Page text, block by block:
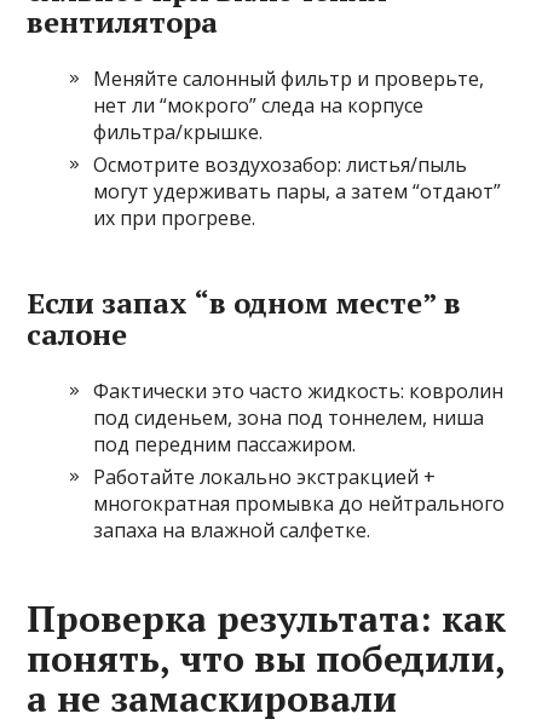
вентилятора
Меняйте салонный фильтр и проверьте,
нет ли “мокрого” следа на корпусе
фильтра/крышке.
Осмотрите воздухозабор: листья/пыль
могут удерживать пары, а затем “отдают”
их при прогреве.
Если запах “в одном месте” в
салоне
Фактически это часто жидкость: ковролин
под сиденьем, зона под тоннелем, ниша
под передним пассажиром.
Работайте локально экстракцией +
многократная промывка до нейтрального
запаха на влажной салфетке.
Проверка результата: как
понять, что вы победили,
а не замаскировали